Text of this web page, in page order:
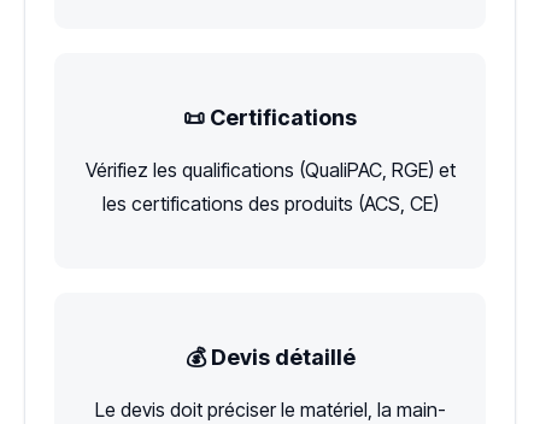
📜 Certifications
Vérifiez les qualifications (QualiPAC, RGE) et
les certifications des produits (ACS, CE)
💰 Devis détaillé
Le devis doit préciser le matériel, la main-